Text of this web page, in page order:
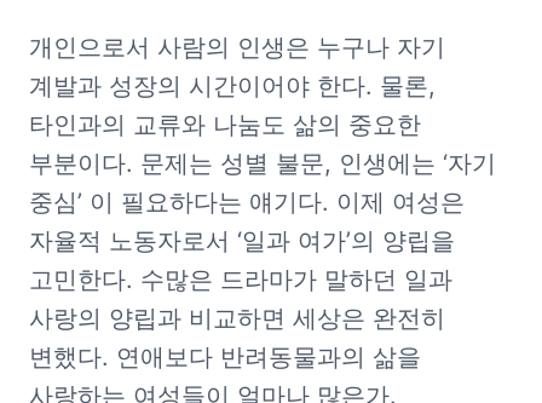
개인으로서 사람의 인생은 누구나 자기
계발과 성장의 시간이어야 한다. 물론,
타인과의 교류와 나눔도 삶의 중요한
부분이다. 문제는 성별 불문, 인생에는 ‘자기
중심’ 이 필요하다는 얘기다. 이제 여성은
자율적 노동자로서 ‘일과 여가’의 양립을
고민한다. 수많은 드라마가 말하던 일과
사랑의 양립과 비교하면 세상은 완전히
변했다. 연애보다 반려동물과의 삶을
사랑하는 여성들이 얼마나 많은가.